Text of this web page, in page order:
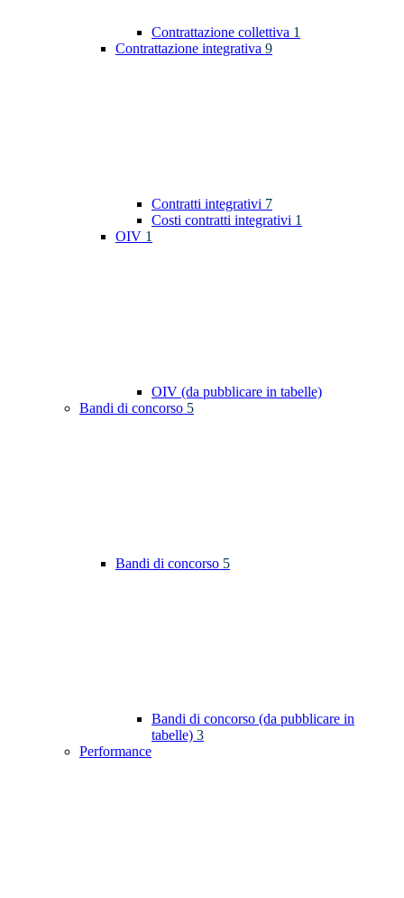
Contrattazione collettiva 1
Contrattazione integrativa 9
Contratti integrativi 7
Costi contratti integrativi 1
OIV 1
OIV (da pubblicare in tabelle)
Bandi di concorso 5
Bandi di concorso 5
Bandi di concorso (da pubblicare in
tabelle) 3
Performance